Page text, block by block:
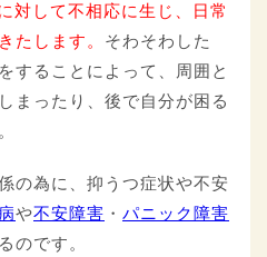
対して不相応に生じ、日常
たします。 そわそわした
することによって、周囲と
まったり、後で自分が困る
の為に、抑うつ症状や不安
や不安障害 ・ パニック障害
のです。